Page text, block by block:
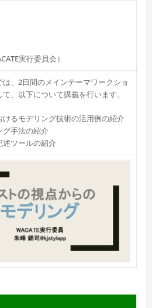
実行委員会）
、2日間のメインテーマワークショ
、以下について講義を行います。
けるモデリング技術の活用例の紹介
グ手法の紹介
ツールの紹介